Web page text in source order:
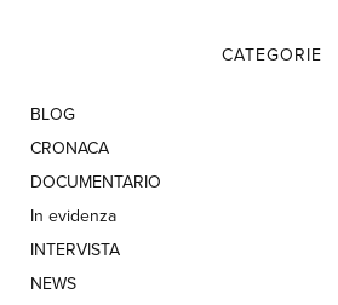
CATEGORIE
BLOG
CRONACA
DOCUMENTARIO
In evidenza
INTERVISTA
NEWS